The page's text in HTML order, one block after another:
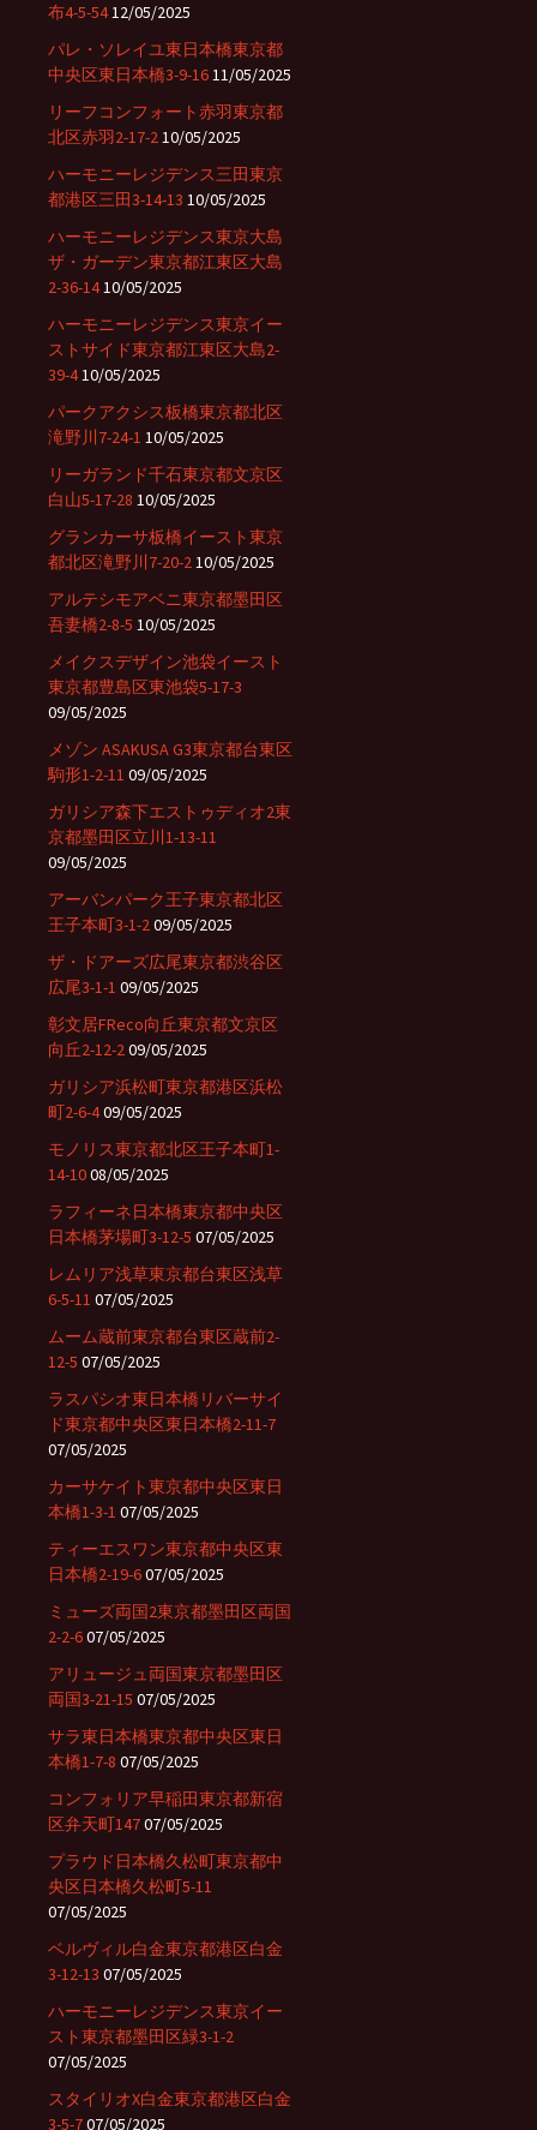
布4-5-5412/05/2025
パレ・ソレイユ東日本橋東京都
中央区東日本橋3-9-1611/05/2025
リーフコンフォート赤羽東京都
北区赤羽2-17-210/05/2025
ハーモニーレジデンス三田東京
都港区三田3-14-13 10/05/2025
ハーモニーレジデンス東京大島
ザ・ガーデン東京都江東区大島
2-36-1410/05/2025
ハーモニーレジデンス東京イー
ストサイド東京都江東区大島2-
39-410/05/2025
パークアクシス板橋東京都北区
滝野川7-24-1 10/05/2025
リーガランド千石東京都文京区
白山5-17-28 10/05/2025
グランカーサ板橋イースト東京
都北区滝野川7-20-210/05/2025
アルテシモアベニ東京都墨田区
吾妻橋2-8-5 10/05/2025
メイクスデザイン池袋イースト
東京都豊島区東池袋5-17-3
09/05/2025
メゾン ASAKUSA G3東京都台東区
駒形1-2-11 09/05/2025
ガリシア森下エストゥディオ2東
京都墨田区立川1-13-11
09/05/2025
アーバンパーク王子東京都北区
王子本町3-1-209/05/2025
ザ・ドアーズ広尾東京都渋谷区
広尾3-1-1 09/05/2025
彰文居FReco向丘東京都文京区
向丘2-12-209/05/2025
ガリシア浜松町東京都港区浜松
町2-6-409/05/2025
モノリス東京都北区王子本町1-
14-1008/05/2025
ラフィーネ日本橋東京都中央区
日本橋茅場町3-12-5 07/05/2025
レムリア浅草東京都台東区浅草
6-5-11 07/05/2025
ムーム蔵前東京都台東区蔵前2-
12-5 07/05/2025
ラスパシオ東日本橋リバーサイ
ド東京都中央区東日本橋2-11-7
07/05/2025
カーサケイト東京都中央区東日
本橋1-3-1 07/05/2025
ティーエスワン東京都中央区東
日本橋2-19-607/05/2025
ミューズ両国2東京都墨田区両国
2-2-607/05/2025
アリュージュ両国東京都墨田区
両国3-21-15 07/05/2025
サラ東日本橋東京都中央区東日
本橋1-7-8 07/05/2025
コンフォリア早稲田東京都新宿
区弁天町14707/05/2025
プラウド日本橋久松町東京都中
央区日本橋久松町5-11
07/05/2025
ベルヴィル白金東京都港区白金
3-12-13 07/05/2025
ハーモニーレジデンス東京イー
スト東京都墨田区緑3-1-2
07/05/2025
スタイリオX白金東京都港区白金
3-5-707/05/2025